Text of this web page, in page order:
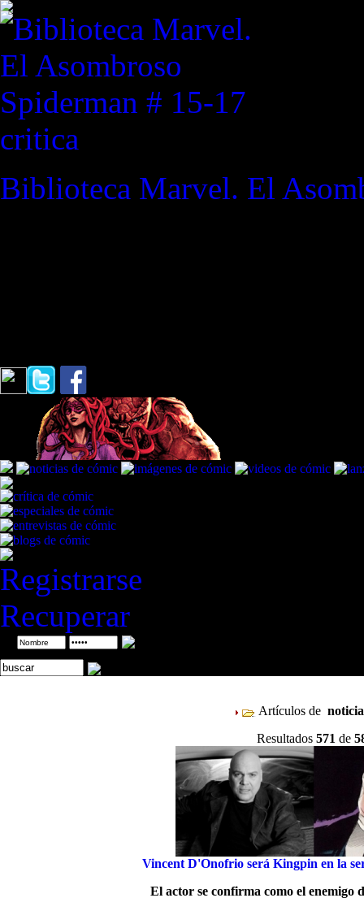
critica
Biblioteca Marvel. El
Registrarse
Recuperar
Artículos de
Resultados 571 de
Vincent D'Onofrio será Kingpin en la
El actor se confirma como el enemigo